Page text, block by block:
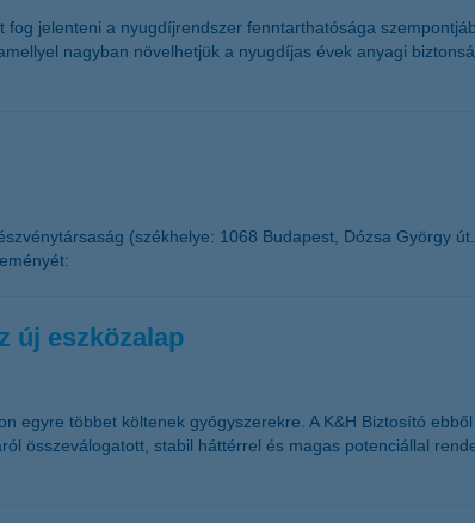
jelenteni a nyugdíjrendszer fenntarthatósága
nagyban növelhetjük a nyugdíjas évek anyagi
(székhelye: 1068 Budapest, Dózsa György
új eszközalap
egyre többet költenek gyógyszerekre. A K&H Biztosító
összeválogatott, stabil háttérrel és magas potenciállal